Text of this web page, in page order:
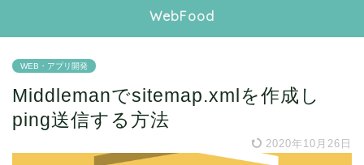
WebFood
WEB・アプリ開発
Middlemanでsitemap.xmlを作成し
ping送信する方法
2020年10月26日